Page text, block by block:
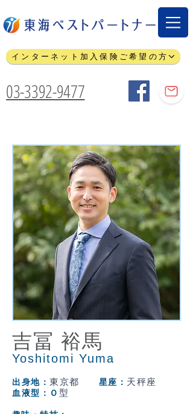
インターネット加入保険ご希望の方
03-3392-9477
吉冨 裕馬
Yoshitomi Yuma
出身地： 東京都 星座： 天秤座
血液型：Ｏ 型